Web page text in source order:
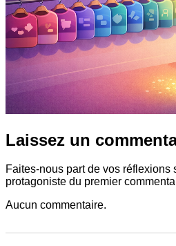
Laissez un
Faites-nous part de vos réflexions
protagoniste du premier
Aucun commentaire.